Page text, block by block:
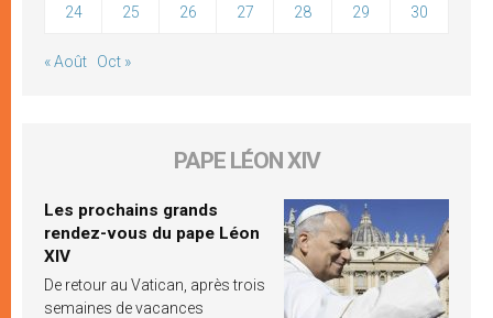
24 25 26 27 28 29 30
« Août Oct »
PAPE LÉON XIV
Les prochains grands
rendez-vous du pape Léon
XIV
De retour au Vatican, après trois
semaines de vacances